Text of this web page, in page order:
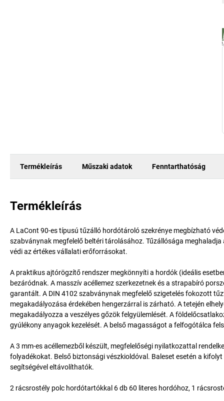
Termékleírás Műszaki adatok Fenntarthatóság
Termékleírás
A LaCont 90-es típusú tűzálló hordótároló szekrénye megbízható
szabványnak megfelelő beltéri tárolásához. Tűzállósága
védi az értékes vállalati erőforrásokat.
A praktikus ajtórögzítő rendszer megkönnyíti a hordók (ideális
bezáródnak. A masszív acéllemez szerkezetnek és a strapabíró
garantált. A DIN 4102 szabványnak megfelelő szigetelés fokozott
megakadályozása érdekében hengerzárral is zárható. A tetején
megakadályozza a veszélyes gőzök felgyülemlését. A
gyúlékony anyagok kezelését. A belső magasságot a felfogótálca
A 3 mm-es acéllemezből készült, megfelelőségi nyilatkozattal
folyadékokat. Belső biztonsági vészkioldóval. Baleset esetén a
segítségével eltávolíthatók.
2 rácsrostély polc hordótartókkal 6 db 60 literes hordóhoz, 1